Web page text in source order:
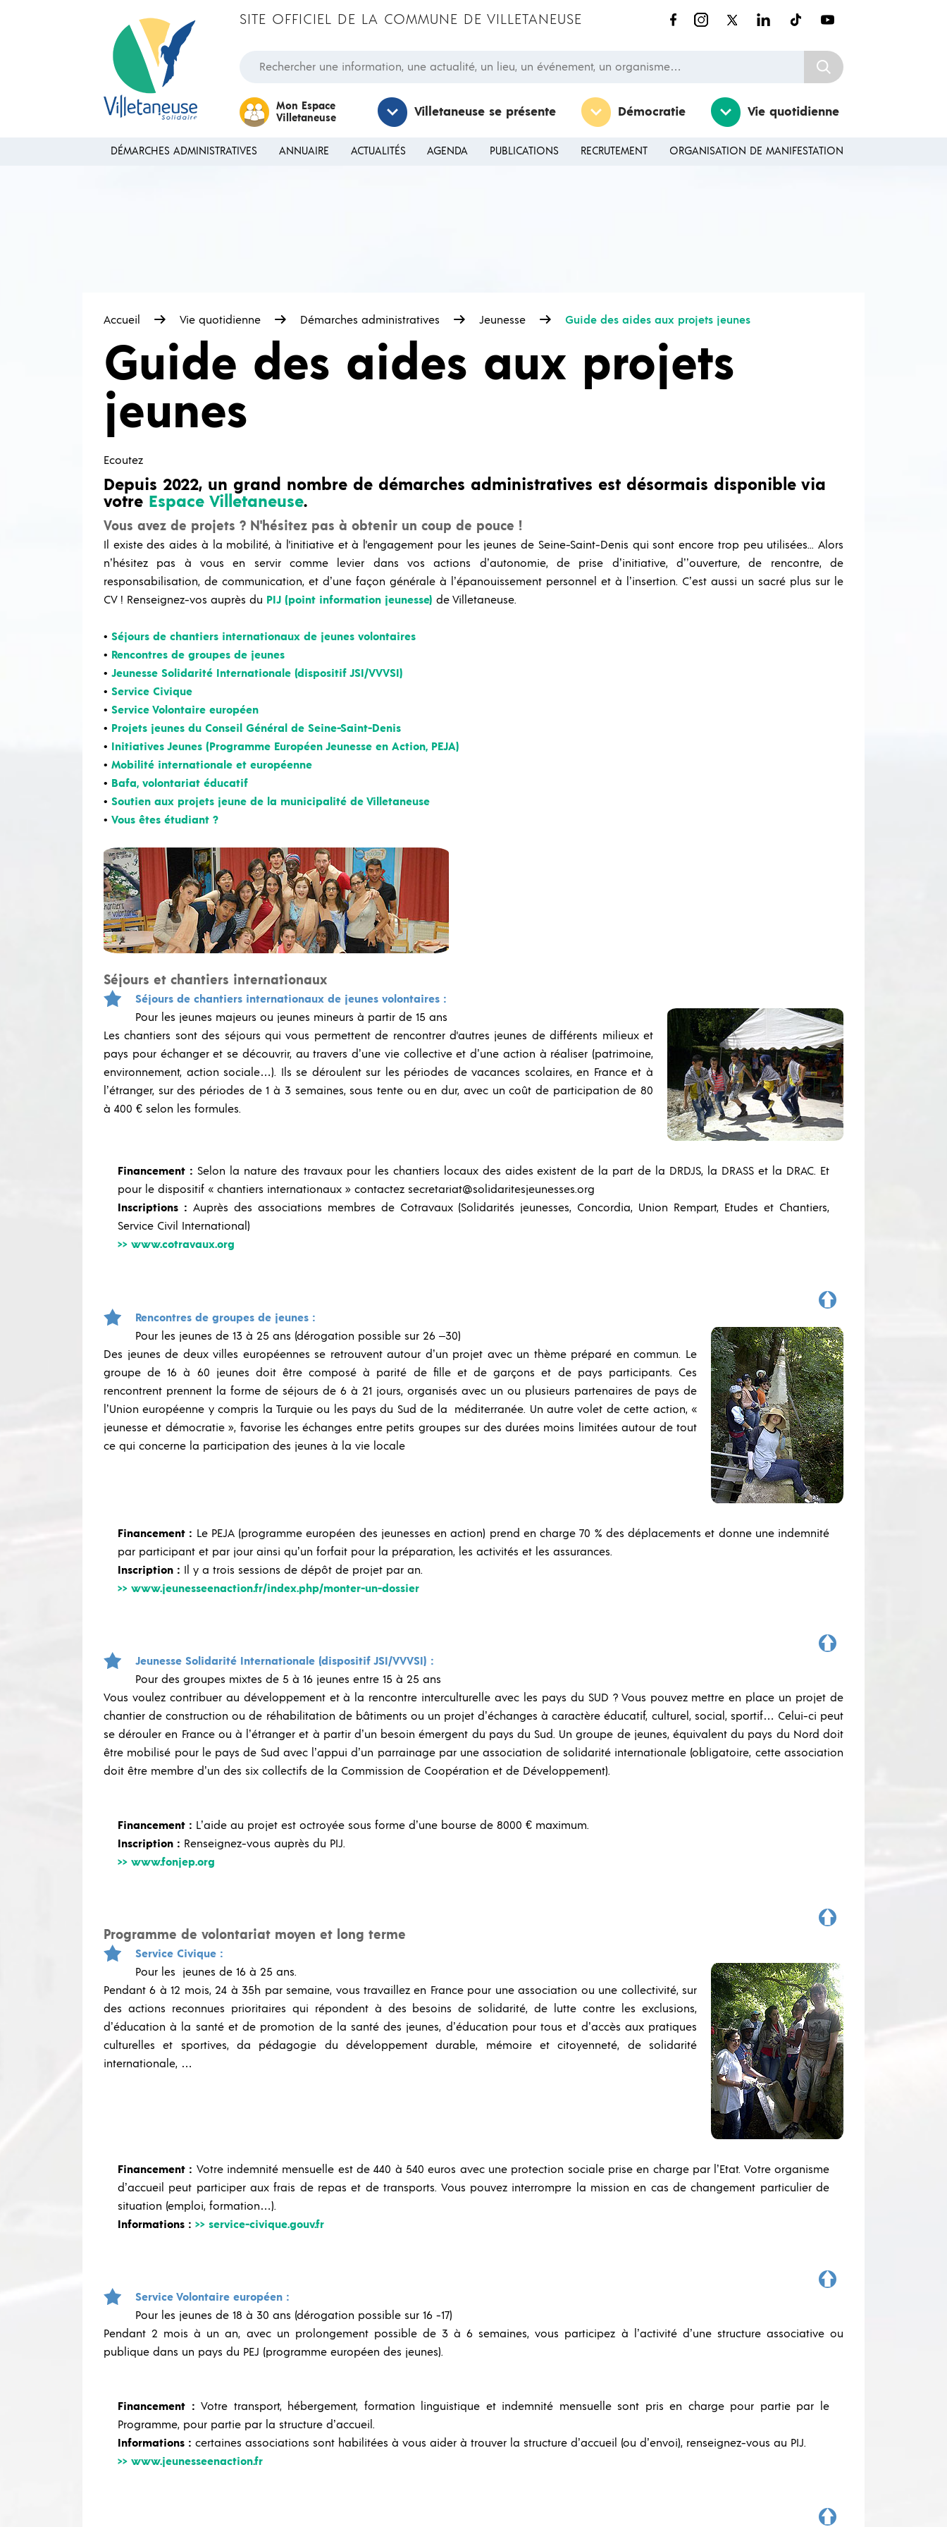
SITE OFFICIEL DE LA COMMUNE DE VILLETANEUSE
Rechercher une information, une actualité, un lieu, un événement, un organisme…
Mon Espace
Villetaneuse
Villetaneuse se présente Démocratie Vie quotidienne
DÉMARCHES ADMINISTRATIVES ANNUAIRE ACTUALITÉS AGENDA PUBLICATIONS RECRUTEMENT ORGANISATION DE MANIFESTATION
Accueil Vie quotidienne Démarches administratives Jeunesse Guide des aides aux projets jeunes
Guide des aides aux projets
jeunes
Ecoutez
Depuis 2022, un grand nombre de démarches administratives est désormais disponible via
votre Espace Villetaneuse.
Vous avez de projets ? N'hésitez pas à obtenir un coup de pouce !
Il existe des aides à la mobilité, à l'initiative et à l'engagement pour les jeunes de Seine-Saint-Denis qui sont encore trop peu utilisées... Alors
n’hésitez pas à vous en servir comme levier dans vos actions d’autonomie, de prise d’initiative, d’’ouverture, de rencontre, de
responsabilisation, de communication, et d’une façon générale à l’épanouissement personnel et à l’insertion. C’est aussi un sacré plus sur le
CV ! Renseignez-vos auprès du PIJ (point information jeunesse) de Villetaneuse.
• Séjours de chantiers internationaux de jeunes volontaires
• Rencontres de groupes de jeunes
• Jeunesse Solidarité Internationale (dispositif JSI/VVVSI)
• Service Civique
• Service Volontaire européen
• Projets jeunes du Conseil Général de Seine-Saint-Denis
•
Initiatives Jeunes (Programme Européen Jeunesse en Action, PEJA)
• Mobilité internationale et européenne
• Bafa, volontariat éducatif
• Soutien aux projets jeune de la municipalité de Villetaneuse
• Vous êtes étudiant ?
Séjours et chantiers internationaux
Séjours de chantiers internationaux de jeunes volontaires :
Pour les jeunes majeurs ou jeunes mineurs à partir de 15 ans
Les chantiers sont des séjours qui vous permettent de rencontrer d'autres jeunes de différents milieux et
pays pour échanger et se découvrir, au travers d’une vie collective et d’une action à réaliser (patrimoine,
environnement, action sociale…). Ils se déroulent sur les périodes de vacances scolaires, en France et à
l’étranger, sur des périodes de 1 à 3 semaines, sous tente ou en dur, avec un coût de participation de 80
à 400 € selon les formules.
Financement : Selon la nature des travaux pour les chantiers locaux des aides existent de la part de la DRDJS, la DRASS et la DRAC. Et
pour le dispositif « chantiers internationaux » contactez secretariat@solidaritesjeunesses.org
Inscriptions : Auprès des associations membres de Cotravaux (Solidarités jeunesses, Concordia, Union Rempart, Etudes et Chantiers,
Service Civil International)
>> www.cotravaux.org
Rencontres de groupes de jeunes :
Pour les jeunes de 13 à 25 ans (dérogation possible sur 26 –30)
Des jeunes de deux villes européennes se retrouvent autour d’un projet avec un thème préparé en commun. Le
groupe de 16 à 60 jeunes doit être composé à parité de fille et de garçons et de pays participants. Ces
rencontrent prennent la forme de séjours de 6 à 21 jours, organisés avec un ou plusieurs partenaires de pays de
l’Union européenne y compris la Turquie ou les pays du Sud de la méditerranée. Un autre volet de cette action, «
jeunesse et démocratie », favorise les échanges entre petits groupes sur des durées moins limitées autour de tout
ce qui concerne la participation des jeunes à la vie locale
Financement : Le PEJA (programme européen des jeunesses en action) prend en charge 70 % des déplacements et donne une indemnité
par participant et par jour ainsi qu’un forfait pour la préparation, les activités et les assurances.
Inscription : Il y a trois sessions de dépôt de projet par an.
>> www.jeunesseenaction.fr/index.php/monter-un-dossier
Jeunesse Solidarité Internationale (dispositif JSI/VVVSI) :
Pour des groupes mixtes de 5 à 16 jeunes entre 15 à 25 ans
Vous voulez contribuer au développement et à la rencontre interculturelle avec les pays du SUD ? Vous pouvez mettre en place un projet de
chantier de construction ou de réhabilitation de bâtiments ou un projet d’échanges à caractère éducatif, culturel, social, sportif… Celui-ci peut
se dérouler en France ou à l’étranger et à partir d’un besoin émergent du pays du Sud. Un groupe de jeunes, équivalent du pays du Nord doit
être mobilisé pour le pays de Sud avec l’appui d’un parrainage par une association de solidarité internationale (obligatoire, cette association
doit être membre d’un des six collectifs de la Commission de Coopération et de Développement).
Financement : L’aide au projet est octroyée sous forme d’une bourse de 8000 € maximum.
Inscription : Renseignez-vous auprès du PIJ.
>> www.fonjep.org
Programme de volontariat moyen et long terme
Service Civique :
Pour les jeunes de 16 à 25 ans.
Pendant 6 à 12 mois, 24 à 35h par semaine, vous travaillez en France pour une association ou une collectivité, sur
des actions reconnues prioritaires qui répondent à des besoins de solidarité, de lutte contre les exclusions,
d’éducation à la santé et de promotion de la santé des jeunes, d’éducation pour tous et d’accès aux pratiques
culturelles et sportives, da pédagogie du développement durable, mémoire et citoyenneté, de solidarité
internationale, …
Financement : Votre indemnité mensuelle est de 440 à 540 euros avec une protection sociale prise en charge par l’Etat. Votre organisme
d’accueil peut participer aux frais de repas et de transports. Vous pouvez interrompre la mission en cas de changement particulier de
situation (emploi, formation…).
Informations : >> service-civique.gouv.fr
Service Volontaire européen :
Pour les jeunes de 18 à 30 ans (dérogation possible sur 16 -17)
Pendant 2 mois à un an, avec un prolongement possible de 3 à 6 semaines, vous participez à l’activité d’une structure associative ou
publique dans un pays du PEJ (programme européen des jeunes).
Financement :Votre transport, hébergement, formation linguistique et indemnité mensuelle sont pris en charge pour partie par le
Programme, pour partie par la structure d’accueil.
Informations : certaines associations sont habilitées à vous aider à trouver la structure d’accueil (ou d’envoi), renseignez-vous au PIJ.
>> www.jeunesseenaction.fr